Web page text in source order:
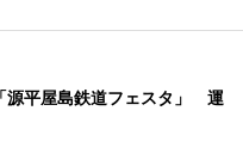
源平屋島鉄道フェスタ」 運